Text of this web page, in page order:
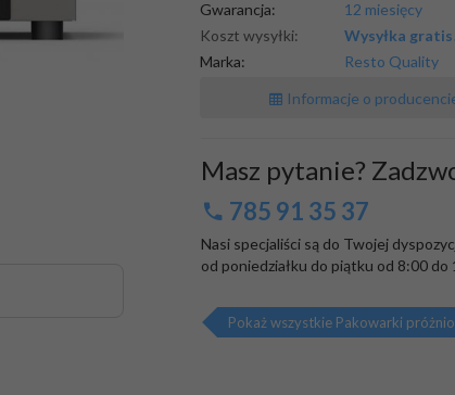
Gwarancja:
12 miesięcy
Koszt wysyłki:
Wysyłka
Marka:
Resto Quality
Informacje o
Masz pytanie?
785 91 35 37
Nasi specjaliści są do Twojej
od poniedziałku do piątku od 8:00 do
Pokaż wszystkie Pakowarki